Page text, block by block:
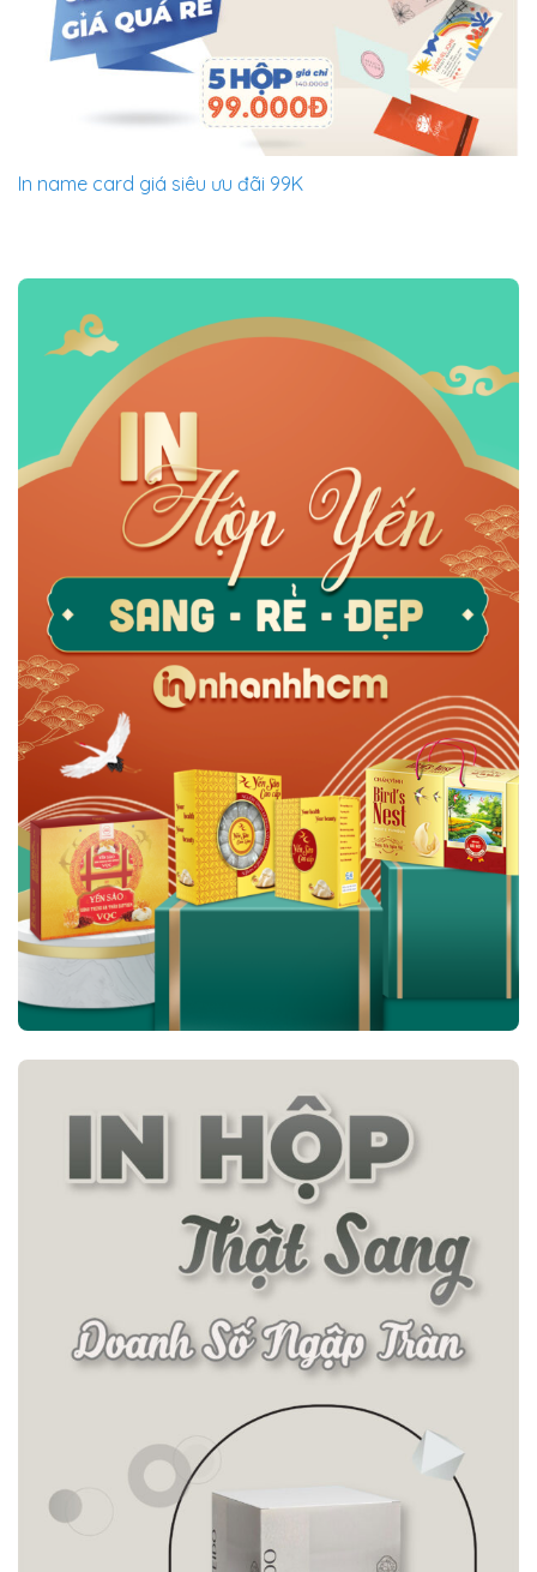
In name card giá siêu ưu đãi 99K